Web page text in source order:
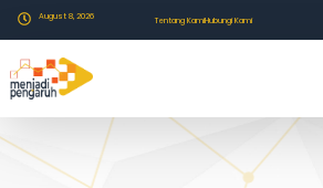
August 8, 2026 Tentang KamiHubungi Kami